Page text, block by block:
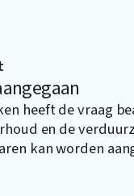
heeft de vraag
en de
kan worden